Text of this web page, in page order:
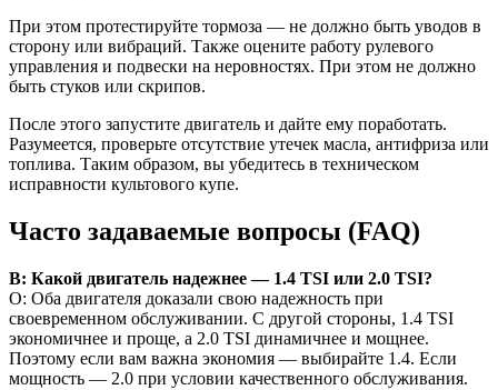
При этом протестируйте тормоза — не должно быть уводов в
сторону или вибраций. Также оцените работу рулевого
управления и подвески на неровностях. При этом не должно
быть стуков или скрипов.
После этого запустите двигатель и дайте ему поработать.
Разумеется, проверьте отсутствие утечек масла, антифриза или
топлива. Таким образом, вы убедитесь в техническом
исправности культового купе.
Часто задаваемые вопросы (FAQ)
В: Какой двигатель надежнее — 1.4 TSI или 2.0 TSI?
О: Оба двигателя доказали свою надежность при
своевременном обслуживании. С другой стороны, 1.4 TSI
экономичнее и проще, а 2.0 TSI динамичнее и мощнее.
Поэтому если вам важна экономия — выбирайте 1.4. Если
мощность — 2.0 при условии качественного обслуживания.